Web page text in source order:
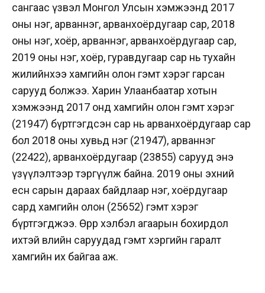
сангаас үзвэл Монгол Улсын хэмжээнд 2017
оны нэг, арваннэг, арванхоёрдугаар сар, 2018
оны нэг, хоёр, арваннэг, арванхоёрдугаар сар,
2019 оны нэг, хоёр, гуравдугаар сар нь тухайн
жилийнхээ хамгийн олон гэмт хэрэг гарсан
сарууд болжээ. Харин Улаанбаатар хотын
хэмжээнд 2017 онд хамгийн олон гэмт хэрэг
(21947) бүртгэгдсэн сар нь арванхоёрдугаар сар
бол 2018 оны хувьд нэг (21947), арваннэг
(22422), арванхоёрдугаар (23855) сарууд энэ
үзүүлэлтээр тэргүүлж байна. 2019 оны эхний
есөн сарын дараах байдлаар нэг, хоёрдугаар
сард хамгийн олон (25652) гэмт хэрэг
бүртгэгджээ. Өөрөөр хэлбэл агаарын бохирдол
ихтэй өвлийн саруудад гэмт хэргийн гаралт
хамгийн их байгаа аж.